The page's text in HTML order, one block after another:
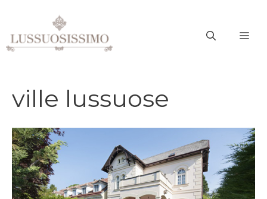
contenuto
ville lussuose